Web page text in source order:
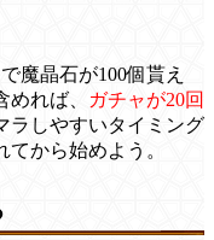
魔晶石が100個貰え
れば、
ガチャが20回
ラしやすいタイミング
から始めよう。